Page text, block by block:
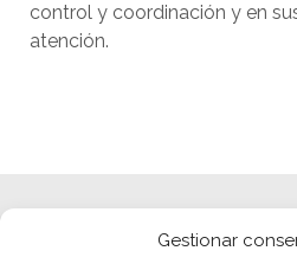
Gestionar
control y coordinación y en
atención.